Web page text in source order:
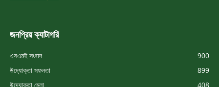
জনপ্রিয় ক্যাটাগরি
এসএমই সংবাদ
900
উদ্যোক্তা সফলতা
899
উদ্যোক্তা মেলা
408